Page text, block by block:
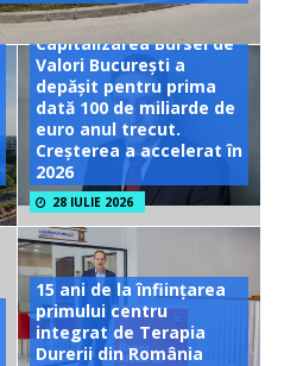
Capitalizarea Bursei de
Valori București a
depășit pentru prima
dată 100 de miliarde de
euro anul trecut.
Creșterea a accelerat în
2026
28 IULIE 2026
15 ani de la înființarea
primului centru
integrat de Terapia
Durerii din România